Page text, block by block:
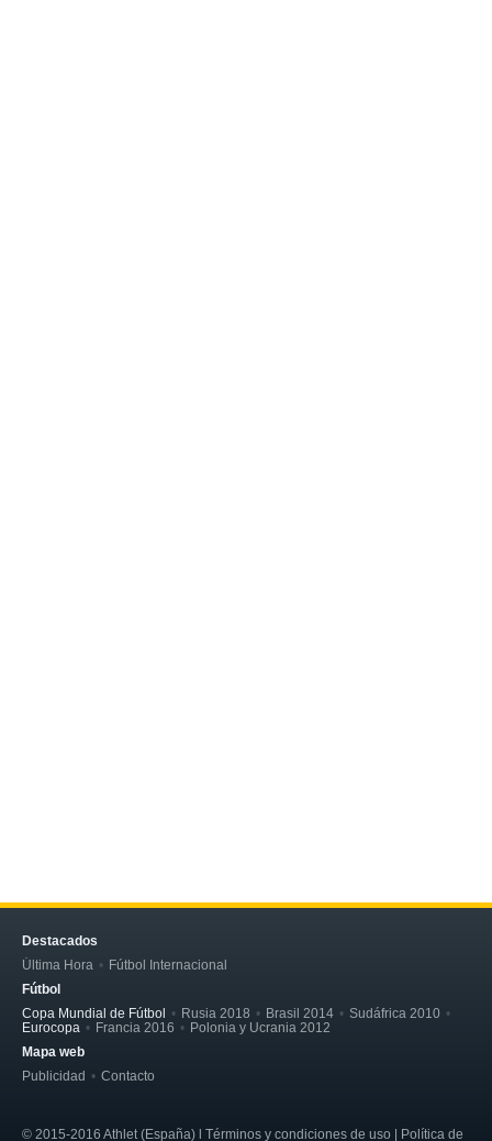
Destacados
Última Hora
Fútbol Internacional
Fútbol
Copa Mundial de Fútbol
Rusia 2018 Brasil 2014
Sudáfrica 2010
Eurocopa
Francia 2016
Polonia y Ucrania 2012
Mapa web
Publicidad
Contacto
© 2015-2016 Athlet (España) l Términos y condiciones de uso | Política de